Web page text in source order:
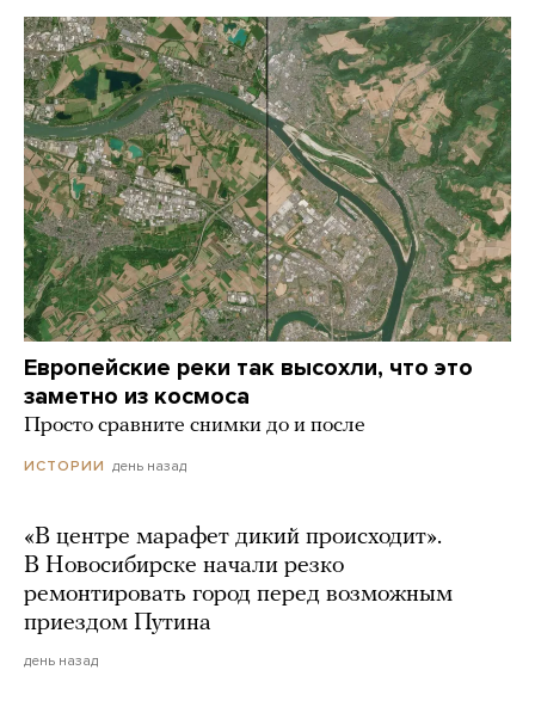
Европейские реки так высохли, что это
заметно из космоса
Просто сравните снимки до и после
ИСТОРИИ день назад
«В центре марафет дикий происходит».
В Новосибирске начали резко
ремонтировать город перед возможным
приездом Путина
день назад